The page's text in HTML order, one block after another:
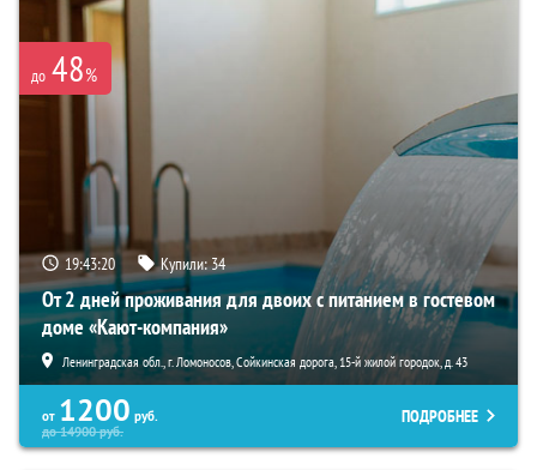
до 48%
19:43:19 Купили:34
От 2 дней проживания для двоих с питанием в гостевом
доме «Кают-компания»
Ленинградская обл., г. Ломоносов, Сойкинская дорога, 15-й жилой городок, д. 43
от 1200 руб.
до14900руб.
ПОДРОБНЕЕ